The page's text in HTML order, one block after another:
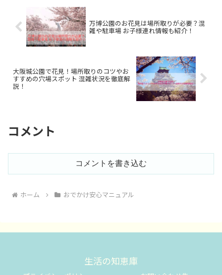
は疲れてしまいます。なるべく渋
滞を避けて、短時間で会場に入
れ...
万博公園のお花見は場所取りが必要？混
雑や駐車場 お子様連れ情報も紹介！
大阪城公園で花見！場所取りのコツやお
すすめの穴場スポット 混雑状況を徹底解
説！
コメント
コメントを書き込む
ホーム おでかけ安心マニュアル
生活の知恵庫